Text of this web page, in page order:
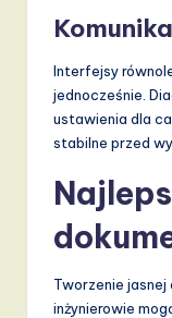
Interfejsy
jednocześnie.
ustawienia dla
stabilne przed
Tworzenie jasnej
inżynierowie